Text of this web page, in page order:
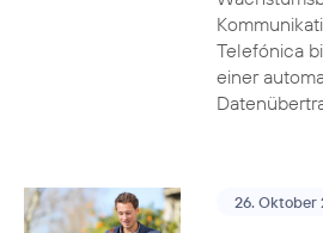
Telefónica
einer
26. Oktober